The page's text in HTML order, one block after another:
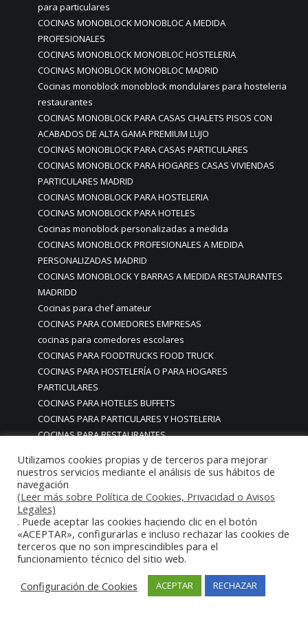
para particulares
COCINAS MONOBLOCK MONOBLOC A MEDIDA
PROFESIONALES
COCINAS MONOBLOCK MONOBLOC HOSTELERIA
COCINAS MONOBLOCK MONOBLOC MADRID
Cocinas monoblock monoblock mondulares para hosteleria
restaurantes
COCINAS MONOBLOCK PARA CASAS CHALETS PISOS CON
ACABADOS DE ALTA GAMA PREMIUM LUJO
COCINAS MONOBLOCK PARA CASAS PARTICULARES
COCINAS MONOBLOCK PARA HOGARES CASAS VIVIENDAS
PARTICULARES MADRID
COCINAS MONOBLOCK PARA HOSTELERIA
COCINAS MONOBLOCK PARA HOTELES
Cocinas monoblock personalizadas a medida
COCINAS MONOBLOCK PROFESIONALES A MEDIDA
PERSONALIZADAS MADRID
COCINAS MONOBLOCK Y BARRAS A MEDIDA RESTAURANTES
MADRIDD
Cocinas para chef amateur
COCINAS PARA COMEDORES EMPRESAS
cocinas para comedores escolares
COCINAS PARA FOODTRUCKS FOOD TRUCK
COCINAS PARA HOSTELERÍA O PARA HOGARES
PARTICULARES
COCINAS PARA HOTELES BUFFETS
COCINAS PARA PARTICULARES Y HOSTELERIA
COCINAS PARA RESTAURANTES
COCINAS PARA SERVICIO DOMESTICO
COCINAS PARA TERRAZAS EN MADRID ESPAÑA
COCINAS PREMIUM GAMA ALTA EN MADRID
COCINAS PREMIUM LUJO PARA RESTAURANTES
RESTAURACIÓN MADRID
COCINAS PREMIUM MADRID
COCINAS PREMIUM PROFESIONALES MADRID
COCINAS PROFESIONALES • MOBILIARIO • ENCIMERAS •
Utilizamos cookies propias y de terceros para mejorar
nuestros servicios mediante el análisis de sus hábitos de
navegación
(Leer más sobre Política de Cookies, Privacidad o Avisos
Legales)
. Puede aceptar las cookies haciendo clic en el botón
«ACEPTAR», configurarlas e incluso rechazar las cookies de
terceros que no son imprescindibles para el
funcionamiento técnico del sitio web.
Configuración de Cookies
ACEPTAR RECHAZAR